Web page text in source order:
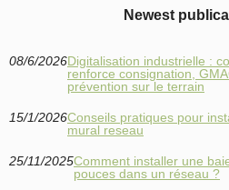
Newest
08/6/2026Digitalisation industrielle :
renforce consignation,
prévention sur le terrain
15/1/2026Conseils pratiques pour
mural reseau
25/11/2025Comment installer une
pouces dans un réseau ?